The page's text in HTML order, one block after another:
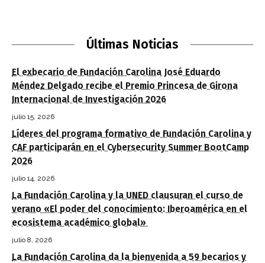
Últimas Noticias
El exbecario de Fundación Carolina José Eduardo
Méndez Delgado recibe el Premio Princesa de Girona
Internacional de Investigación 2026
julio 15, 2026
Líderes del programa formativo de Fundación Carolina y
CAF participarán en el Cybersecurity Summer BootCamp
2026
julio 14, 2026
La Fundación Carolina y la UNED clausuran el curso de
verano «El poder del conocimiento: Iberoamérica en el
ecosistema académico global»
julio 8, 2026
La Fundación Carolina da la bienvenida a 59 becarios y